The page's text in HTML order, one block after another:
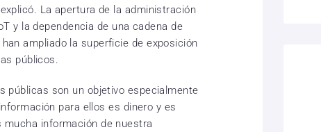
La apertura de la administración
y la dependencia de una cadena de
ampliado la superficie de exposición
públicos.
públicas son un objetivo especialmente
para ellos es dinero y es
información de nuestra